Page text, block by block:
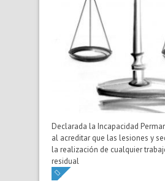
Declarada la Incapacidad
al acreditar que las lesiones y
la realización de cualquier
residual